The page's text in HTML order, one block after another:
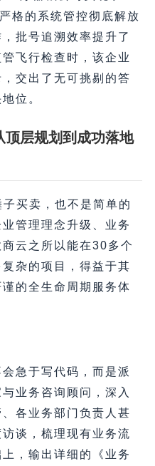
格的系统管控彻底解放
批号追溯效率提升了
飞行检查时，该企业
交出了无可挑剔的答
位。
顶层规划到成功落地
买卖，也不是简单的
管理理念升级、业务
云之所以能在30多个
杂的项目，得益于其
的全生命周期服务体
急于写代码，而是派
业务咨询顾问，深入
各业务部门负责人甚
谈，梳理现有业务流
，输出详细的《业务